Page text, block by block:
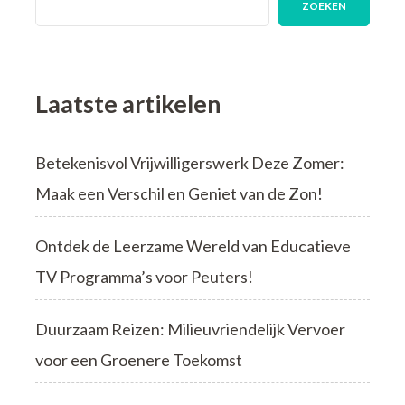
ZOEKEN
Laatste artikelen
Betekenisvol Vrijwilligerswerk Deze Zomer:
Maak een Verschil en Geniet van de Zon!
Ontdek de Leerzame Wereld van Educatieve
TV Programma’s voor Peuters!
Duurzaam Reizen: Milieuvriendelijk Vervoer
voor een Groenere Toekomst